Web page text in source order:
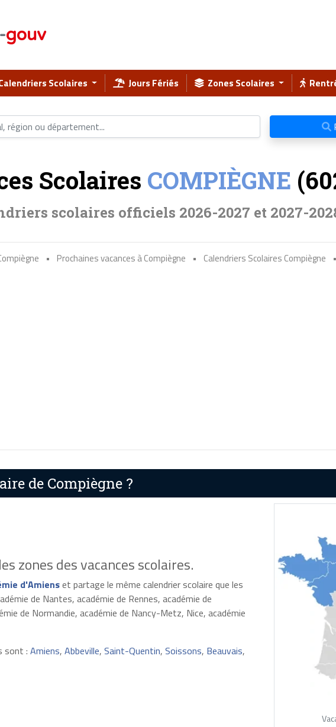
-gouv
Scolaires Jours Fériés Zones Scolaires
Scolaires COMPIÈGNE
scolaires officiels 2026-2027 et 2027-
• Prochaines vacances à Compiègne • Calendriers Scolaires Compiègne •
de Compiègne ?
zones des vacances scolaires.
d'Amienset partage le même calendrier scolaire que les
de Nantes, académie de Rennes, académie de
de Normandie, académie de Nancy-Metz, Nice, académie
sont : Amiens, Abbeville, Saint-Quentin, Soissons, Beauvais,